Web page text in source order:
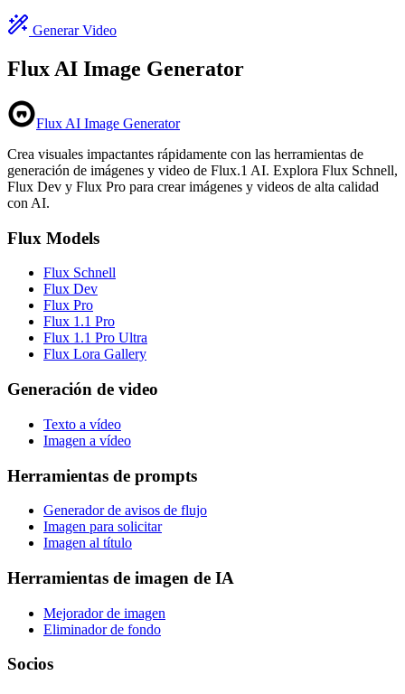
Generar Video
Flux AI Image Generator
Flux AI Image Generator
Crea visuales impactantes rápidamente con las herramientas de
generación de imágenes y video de Flux.1 AI. Explora Flux Schnell,
Flux Dev y Flux Pro para crear imágenes y videos de alta calidad
con AI.
Flux Models
Flux Schnell
Flux Dev
Flux Pro
Flux 1.1 Pro
Flux 1.1 Pro Ultra
Flux Lora Gallery
Generación de video
Texto a vídeo
Imagen a vídeo
Herramientas de prompts
Generador de avisos de flujo
Imagen para solicitar
Imagen al título
Herramientas de imagen de IA
Mejorador de imagen
Eliminador de fondo
Socios